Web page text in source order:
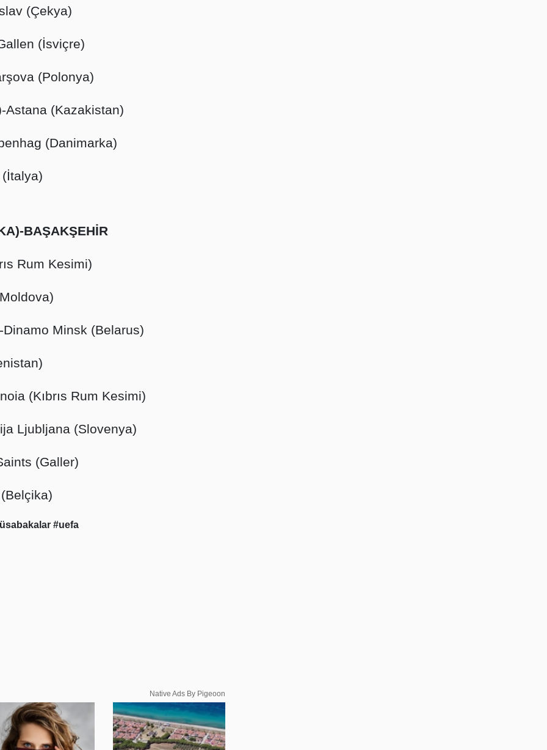
(Çekya)
(İsviçre)
(Polonya)
Astana (Kazakistan)
(Danimarka)
BAŞAKŞEHİR
Rum Kesimi)
Minsk (Belarus)
(Kıbrıs Rum Kesimi)
Ljubljana (Slovenya)
(Galler)
#uefa
Native Ads By Pigeoon